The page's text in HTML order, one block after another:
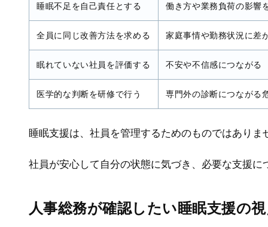
睡眠不足を自己責任とする 働き方や業務負荷の影響
全員に同じ改善方法を求める 家庭事情や勤務状況に差
眠れていない社員を評価する 不安や不信感につながる
医学的な判断を研修で行う 専門外の診断につながる
睡眠支援は、社員を管理するためのものではありま
社員が安心して自分の状態に気づき、必要な支援に
人事総務が確認したい睡眠支援の